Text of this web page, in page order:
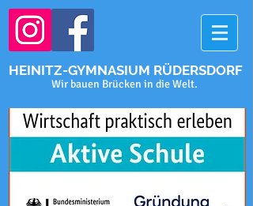
HEINITZ-GYMNASIUM RÜDERSDORF
Wir bauen Brücken in die Welt.